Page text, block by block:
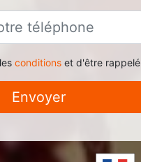
conditionset d'être rappelé
Envoyer